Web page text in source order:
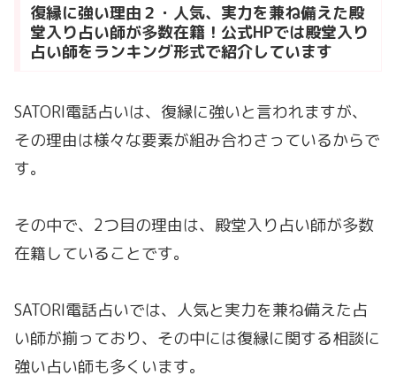
復縁に強い理由２・人気、実力を兼ね備えた殿
堂入り占い師が多数在籍！公式HPでは殿堂入り
占い師をランキング形式で紹介しています
SATORI電話占いは、復縁に強いと言われますが、
その理由は様々な要素が組み合わさっているからで
す。
その中で、2つ目の理由は、殿堂入り占い師が多数
在籍していることです。
SATORI電話占いでは、人気と実力を兼ね備えた占
い師が揃っており、その中には復縁に関する相談に
強い占い師も多くいます。